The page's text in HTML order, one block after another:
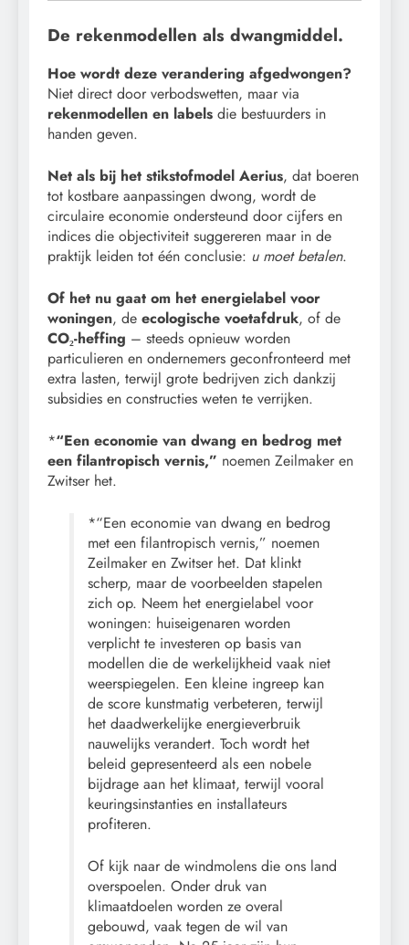
De rekenmodellen als dwangmiddel.
Hoe wordt deze verandering afgedwongen?
Niet direct door verbodswetten, maar via
rekenmodellen en labels die bestuurders in
handen geven.
Net als bij het stikstofmodel Aerius, dat boeren
tot kostbare aanpassingen dwong, wordt de
circulaire economie ondersteund door cijfers en
indices die objectiviteit suggereren maar in de
praktijk leiden tot één conclusie: u moet betalen.
Of het nu gaat om het energielabel voor
woningen, de ecologische voetafdruk, of de
CO₂-heffing – steeds opnieuw worden
particulieren en ondernemers geconfronteerd met
extra lasten, terwijl grote bedrijven zich dankzij
subsidies en constructies weten te verrijken.
*“Een economie van dwang en bedrog met
een filantropisch vernis,” noemen Zeilmaker en
Zwitser het.
*“Een economie van dwang en bedrog
met een filantropisch vernis,” noemen
Zeilmaker en Zwitser het. Dat klinkt
scherp, maar de voorbeelden stapelen
zich op. Neem het energielabel voor
woningen: huiseigenaren worden
verplicht te investeren op basis van
modellen die de werkelijkheid vaak niet
weerspiegelen. Een kleine ingreep kan
de score kunstmatig verbeteren, terwijl
het daadwerkelijke energieverbruik
nauwelijks verandert. Toch wordt het
beleid gepresenteerd als een nobele
bijdrage aan het klimaat, terwijl vooral
keuringsinstanties en installateurs
profiteren.
Of kijk naar de windmolens die ons land
overspoelen. Onder druk van
klimaatdoelen worden ze overal
gebouwd, vaak tegen de wil van